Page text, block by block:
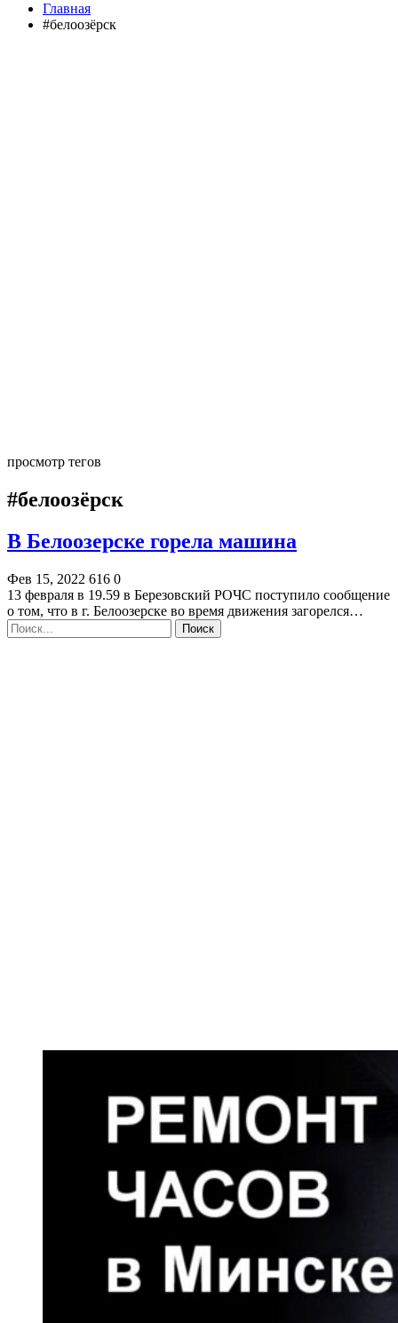
Главная
#белоозёрск
просмотр тегов
#белоозёрск
В Белоозерске горела машина
Фев 15, 2022 616 0
13 февраля в 19.59 в Березовский РОЧС поступило сообщение
о том, что в г. Белоозерске во время движения загорелся…